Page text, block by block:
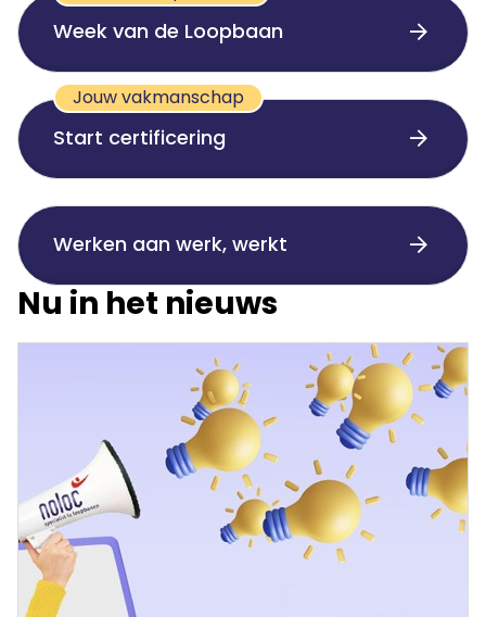
Week van de Loopbaan
Start certificering
Jouw vakmanschap
Werken aan werk, werkt
Nu in het nieuws